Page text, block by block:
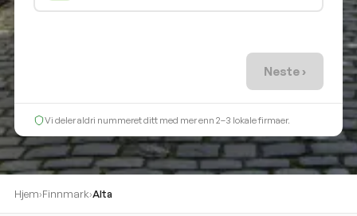
Neste ›
Vi deler aldri nummeret ditt med mer enn 2–3 lokale firmaer.
Hjem›Finnmark›Alta